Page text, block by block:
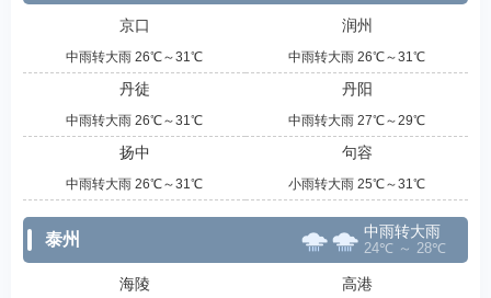
京口
中雨转大雨 26℃～31℃
润州
中雨转大雨 26℃～31℃
丹徒
中雨转大雨 26℃～31℃
丹阳
中雨转大雨 27℃～29℃
扬中
中雨转大雨 26℃～31℃
句容
小雨转大雨 25℃～31℃
泰州 中雨转大雨
24℃ ～ 28℃
海陵 高港